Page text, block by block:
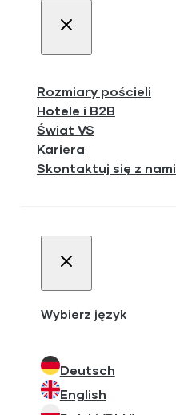
Rozmiary pościeli
Hotele i B2B
Świat VS
Kariera
Skontaktuj się z nami
Wybierz język
Deutsch
English